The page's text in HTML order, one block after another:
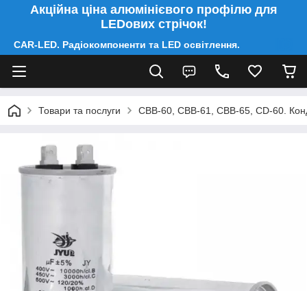
Акційна ціна алюмінієвого профілю для
LEDових стрічок!
CAR-LED. Радіокомпоненти та LED освітлення.
Товари та послуги CBB-60, CBB-61, CBB-65, CD-60.